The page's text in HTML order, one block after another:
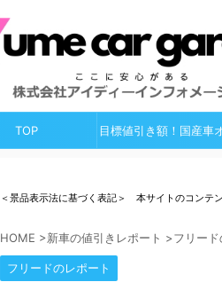
TOP 目標値引き額！国産車
＜景品表示法に基づく表記＞ 本サイトのコンテ
HOME >新車の値引きレポート >フリード
フリードのレポート